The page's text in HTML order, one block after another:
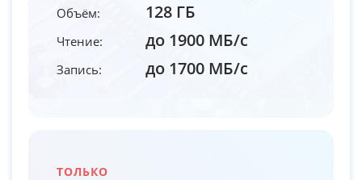
Объём: 128 ГБ
Чтение: до 1900 МБ/с
Запись: до 1700 МБ/с
ТОЛЬКО